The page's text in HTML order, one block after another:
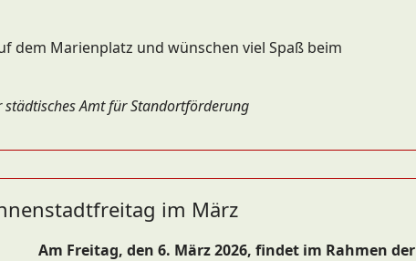
dem Marienplatz und wünschen viel Spaß beim
Amt für Standortförderung
im März
Am Freitag, den 6. März 2026, findet im Rahmen der